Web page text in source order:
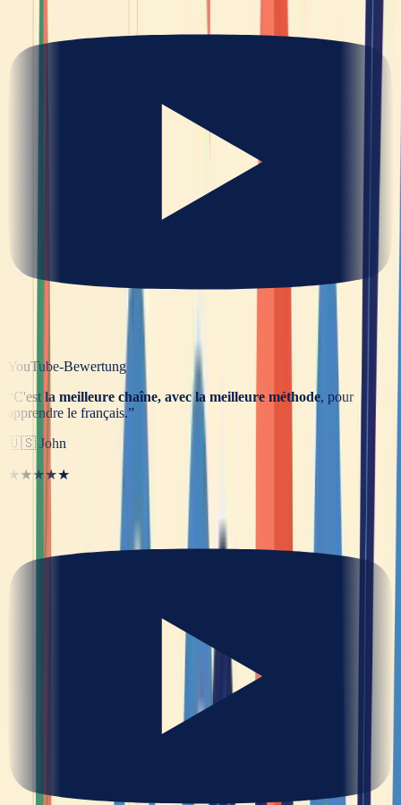
YouTube-Bewertung
C'est la meilleure chaîne, avec la meilleure méthode, pour
apprendre le français.”
🇺🇸 John
★★★★★